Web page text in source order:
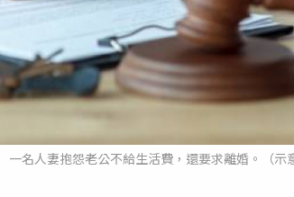
一名人妻抱怨老公不給生活費，還要求離婚。（示